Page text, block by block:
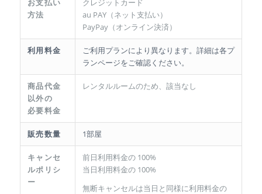
お支払い
方法
クレジットカード
au PAY（ネット支払い）
PayPay（オンライン決済）
利用料金
ご利用プランにより異なります。詳細は各プ
ランページをご確認ください。
商品代金
以外の
必要料金
レンタルルームのため、該当なし
販売数量 1部屋
キャンセ
ルポリシ
ー
前日利用料金の 100%
当日利用料金の 100%
無断キャンセルは当日と同様に利用料金の